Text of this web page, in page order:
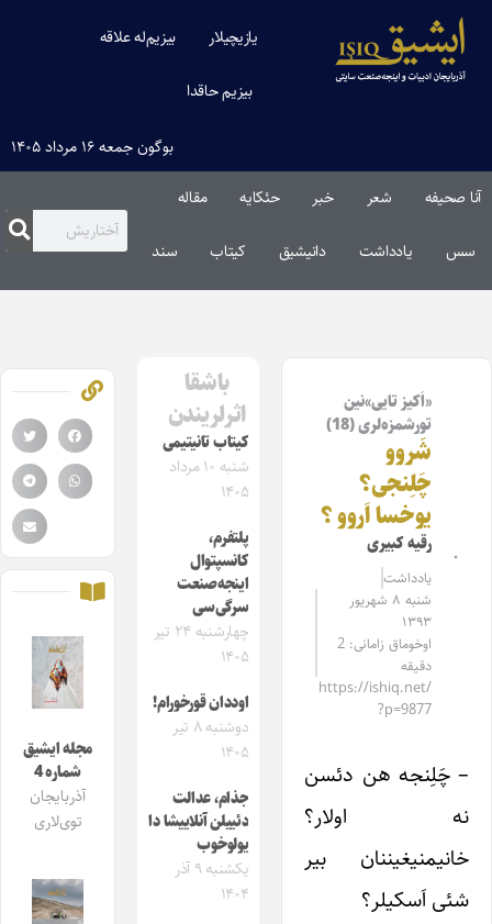
یازیچیلار بیزیم‌له علاقه
بیزیم حاقدا
بوگون جمعه ۱۶ مرداد ۱۴۰۵
آنا صحیفه شعر خبر حئکایه مقاله‌
سس یادداشت دانیشیق کیتاب سند
«اَکیز تایی»نین
تورشمزه‌لری (18)
شَروو
چَلِنجی؟
یوخسا اَروو ؟
رقیه کبیری
یادداشت
شنبه ۸ شهریور
۱۳۹۳
اوخوماق زامانی: 2
دقیقه
https://ishiq.net/
?p=9877
– چَلِنجه هن دئسن
نه اولار؟
خانیمنیغیننان بیر
شئی اَسکیلر؟
باشقا
اثرلریندن
کیتاب تانیتیمی
شنبه ۱۰ مرداد
۱۴۰۵
پلتفرم،
کانسپتوال
اینجه‌صنعت
سرگی‌سی
چهارشنبه ۲۴ تیر
۱۴۰۵
اوددان قورخورام!
دوشنبه ۸ تیر
۱۴۰۵
جذام، عدالت
دئییلن آنلاییشا دا
یولوخوب
یکشنبه ۹ آذر
۱۴۰۴
مجله ایشیق
شماره 4
آذربایجان
توی‌لاری